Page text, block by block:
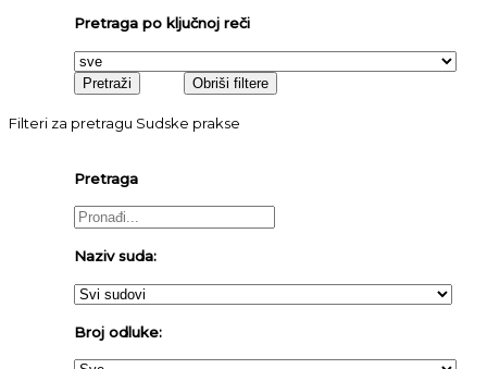
Pretraga po ključnoj reči
Filteri za pretragu Sudske prakse
Pretraga
Naziv suda:
Broj odluke: